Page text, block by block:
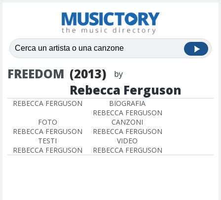
FREEDOM (2013) by
Rebecca Ferguson
REBECCA FERGUSON
BIOGRAFIA
REBECCA FERGUSON
FOTO
REBECCA FERGUSON
CANZONI
REBECCA FERGUSON
TESTI
REBECCA FERGUSON
VIDEO
REBECCA FERGUSON